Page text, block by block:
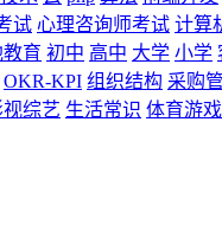
试 心理咨询师考试 计算
育 初中 高中 大学 小学
OKR-KPI 组织结构 采购
视综艺 生活常识 体育游戏